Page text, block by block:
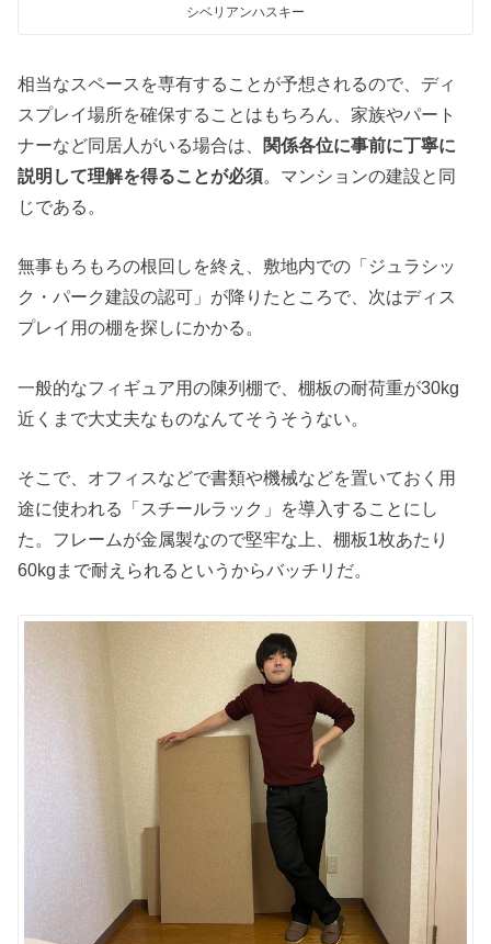
シベリアンハスキー
相当なスペースを専有することが予想されるので、ディ
スプレイ場所を確保することはもちろん、家族やパート
ナーなど同居人がいる場合は、 関係各位に事前に丁寧に
説明して理解を得ることが必須。マンションの建設と同
じである。
無事もろもろの根回しを終え、敷地内での「ジュラシッ
ク・パーク建設の認可」が降りたところで、次はディス
プレイ用の棚を探しにかかる。
一般的なフィギュア用の陳列棚で、棚板の耐荷重が30kg
近くまで大丈夫なものなんてそうそうない。
そこで、オフィスなどで書類や機械などを置いておく用
途に使われる「スチールラック」を導入することにし
た。フレームが金属製なので堅牢な上、棚板1枚あたり
60kgまで耐えられるというからバッチリだ。